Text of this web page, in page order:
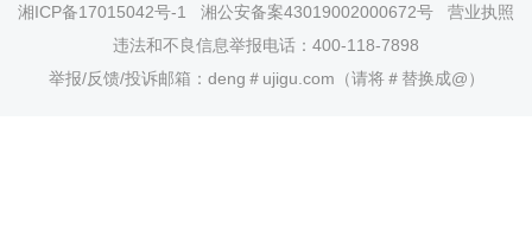
湘ICP备17015042号-1
湘公安备案43019002000672号
营业执照
违法和不良信息举报电话：400-118-7898
举报/反馈/投诉邮箱：deng＃ujigu.com（请将＃替换成@）